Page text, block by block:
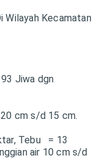
Wilayah Kecamatan
93 Jiwa dgn
cm s/d 15 cm.
Tebu = 13
air 10 cm s/d